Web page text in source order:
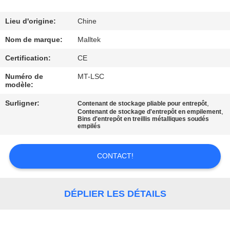
D'USINE
CONTRÔLE
DE
QUALITÉ
CONTACTEZ-
NOUVELLES
Lieu d'origine: Chine
Nom de marque: Malltek
Certification: CE
Numéro de
modèle:
MT-LSC
Surligner: Contenant de stockage pliable pour entrepôt,
Contenant de stockage d'entrepôt en empilement,
Bins d'entrepôt en treillis métalliques soudés
empilés
CONTACT!
DÉPLIER LES DÉTAILS